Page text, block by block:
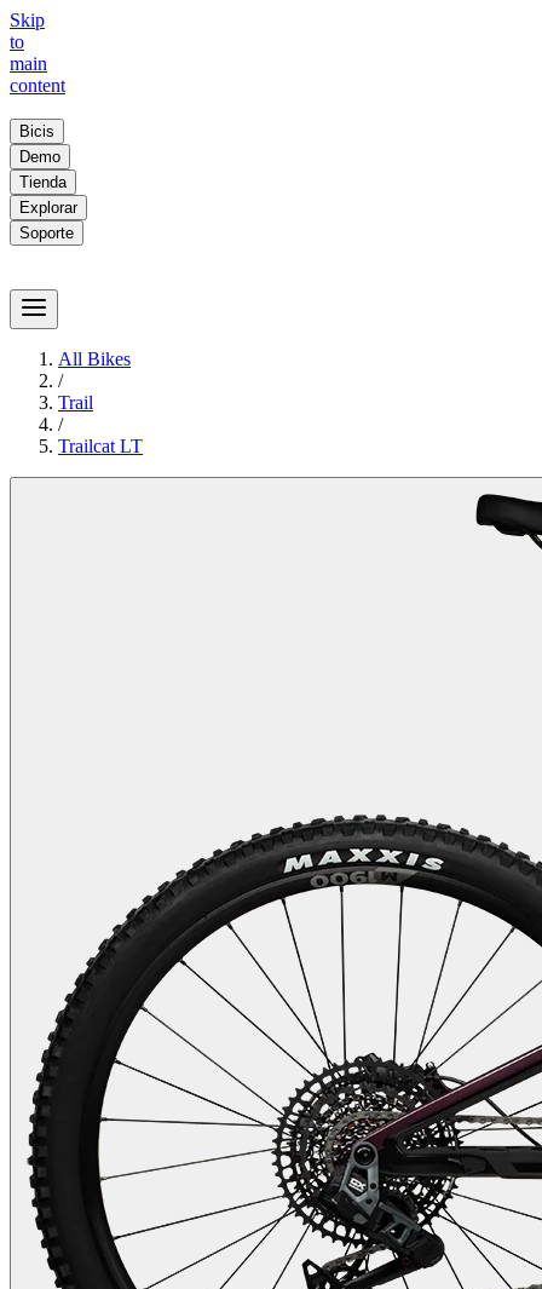
Skip
to
main
content
Bicis
Demo
Tienda
Explorar
Soporte
All Bikes
/
Trail
/
Trailcat LT